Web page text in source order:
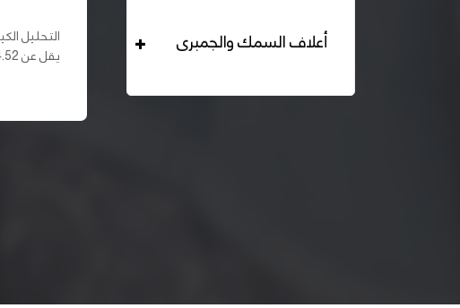
أعلاف السمك والجمبرى
التحليل الكيميائي : بروتين خام لايقل عن 16% دهن خام لا
يقل عن 2,84% الياف خام لا تزيد عن 2.24% طاقة ممثلة
اقرأ المزيد